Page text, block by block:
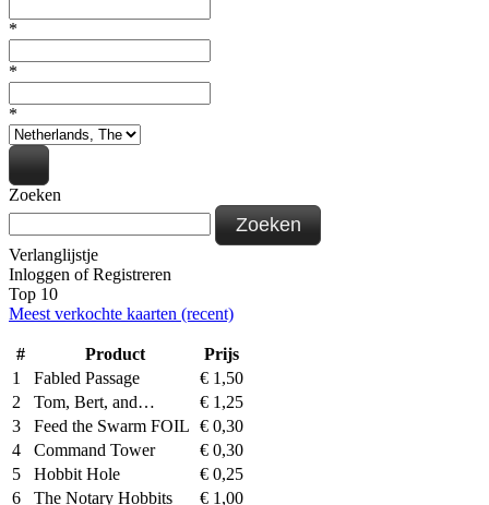
*
*
*
Zoeken
Zoeken
Verlanglijstje
Inloggen ofRegistreren
Top 10
Meest verkochte kaarten (recent)
# Product
Prijs
1
Fabled Passage € 1,50
2
Tom, Bert, and… € 1,25
3
Feed the Swarm FOIL € 0,30
4
Command Tower € 0,30
5
Hobbit Hole € 0,25
6
The Notary Hobbits € 1,00